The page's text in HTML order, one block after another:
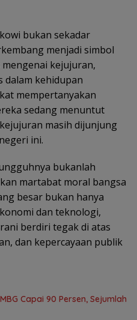
bukan sekadar
menjadi simbol
kejujuran,
kehidupan
mempertanyakan
sedang menuntut
masih dijunjung
ini.
bukanlah
martabat moral bangsa
besar bukan hanya
dan teknologi,
berdiri tegak di atas
dan kepercayaan publik
Capai 90 Persen, Sejumlah